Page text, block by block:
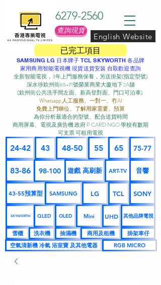
已完工項目
6279-2560
查詢現貨
English Website
SAMSUNG LG 日本牌子 TCL SKYWORTH 各品牌
家用商用智能電視機 現貨送貨安裝 自取歡迎查詢
全新智能電視，3年上門服務保養，另送掛架(指定型號)
深水埗欽州街65-71號榮業商業大廈地下2A舖
(欽州街公共洗手間左面、新高登對面、門口可泊車) ​
Whatsapp 人工服務、一對一、冇AI
免費上門睇位、了解用家需要、預算
為你分析最適合的型號、配合送貨時間
商用屏幕、電視及廣告機 政府 P CARD NGO 學校有數期
可支票 可租用電視
24-42 43 48-50 55 65 75-77
83-86 98-100 遊戲 高刷新 ART-TV 音響
43-55預算型 SAMSUNG LG TCL SONY
SKYWORTH QLED OLED Mini UHD 其他品牌電視
雪櫃 洗衣機 抽濕機 商用及租機
掛架車仔
空氣清新機 冷氣 浴室寶 及其他電器
RGB MICRO